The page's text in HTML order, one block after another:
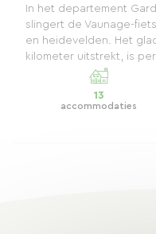
In het departement
slingert de Vaunage-
en heidevelden. Het
kilometer uitstrekt, is
13
accommodaties